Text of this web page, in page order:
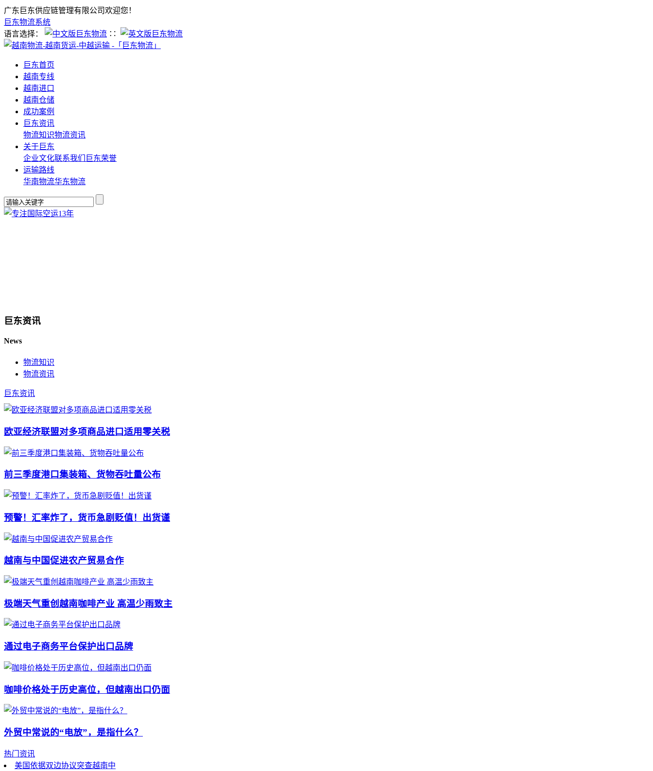
广东巨东供应链管理有限公司欢迎您！
巨东物流系统
语言选择：
∷
巨东首页
越南专线
越南进口
越南仓储
成功案例
巨东资讯
物流知识物流资讯
关于巨东
企业文化联系我们 巨东荣誉
运输路线
华南物流华东物流
巨东资讯
News
物流知识
物流资讯
巨东资讯
欧亚经济联盟对多项商品进口适用零关税
前三季度港口集装箱、货物吞吐量公布
预警！汇率炸了，货币急剧贬值！出货谨
越南与中国促进农产贸易合作
极端天气重创越南咖啡产业 高温少雨致主
通过电子商务平台保护出口品牌
咖啡价格处于历史高位，但越南出口仍面
外贸中常说的“电放”，是指什么？
热门资讯
美国依据双边协议突查越南中